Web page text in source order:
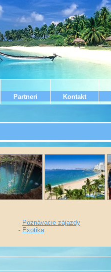
Partneri Kontakt
- Poznávacie zájazdy
- Exotika